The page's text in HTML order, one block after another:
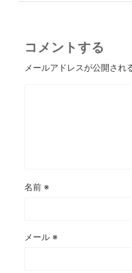
コメントする
メールアドレスが公開され
名前 ※
メール ※